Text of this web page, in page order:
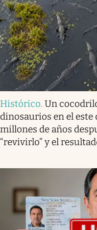
Histórico. Un
dinosaurios en el este
millones de años
“revivirlo” y el